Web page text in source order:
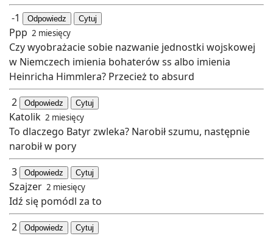
-1
Odpowiedz Cytuj
Ppp 2 miesięcy
Czy wyobrażacie sobie nazwanie jednostki wojskowej
w Niemczech imienia bohaterów ss albo imienia
Heinricha Himmlera? Przecież to absurd
2
Odpowiedz Cytuj
Katolik 2 miesięcy
To dlaczego Batyr zwleka? Narobił szumu, następnie
narobił w pory
3
Odpowiedz Cytuj
Szajzer 2 miesięcy
Idź się pomódl za to
2
Odpowiedz Cytuj